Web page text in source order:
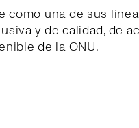
como una de sus
y de calidad, de
de la ONU.